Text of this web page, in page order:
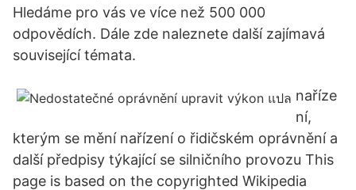
Hledáme pro vás ve více než 500 000
odpovědích. Dále zde naleznete další zajímavá
související témata.
naříze
ní,
kterým se mění nařízení o řidičském oprávnění a
další předpisy týkající se silničního provozu This
page is based on the copyrighted Wikipedia